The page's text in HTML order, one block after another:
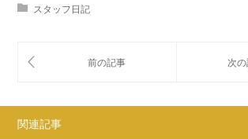
スタッフ日記
関連記事